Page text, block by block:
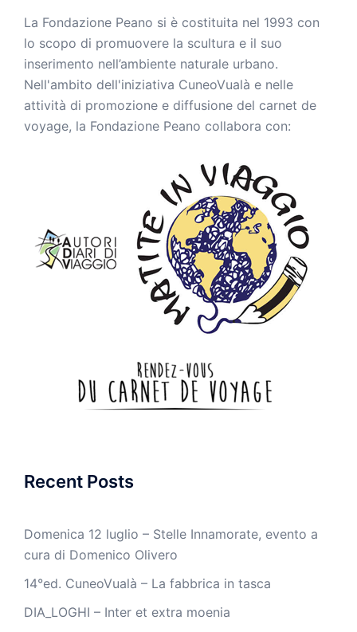
La Fondazione Peano si è costituita nel 1993 con
lo scopo di promuovere la scultura e il suo
inserimento nell’ambiente naturale urbano.
Nell'ambito dell'iniziativa CuneoVualà e nelle
attività di promozione e diffusione del carnet de
voyage, la Fondazione Peano collabora con:
Recent Posts
Domenica 12 luglio – Stelle Innamorate, evento a
cura di Domenico Olivero
14°ed. CuneoVualà – La fabbrica in tasca
DIA_LOGHI – Inter et extra moenia